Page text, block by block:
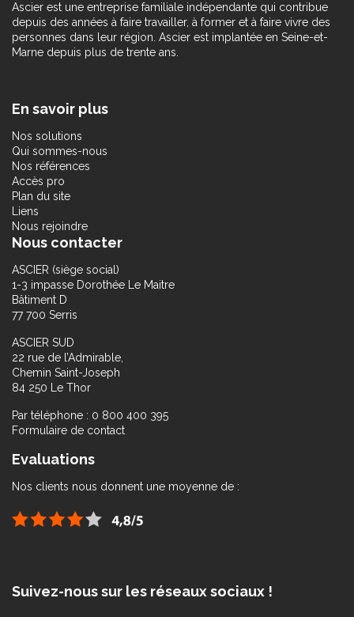
Ascier est une entreprise familiale indépendante qui contribue
depuis des années à faire travailler, à former et à faire vivre des
personnes dans leur région. Ascier est implantée en Seine-et-
Marne depuis plus de trente ans.
En savoir plus
Nos solutions
Qui sommes-nous
Nos références
Accès pro
Plan du site
Liens
Nous rejoindre
Nous contacter
ASCIER (siège social)
1-3 impasse Dorothée Le Maitre
Bâtiment D
77 700 Serris
ASCIER SUD
22 rue de l’Admirable,
Chemin Saint-Joseph
84 250 Le Thor
Par téléphone : 0 800 400 395
Formulaire de contact
Evaluations
Nos clients nous donnent une moyenne de :
Suivez-nous sur les réseaux sociaux !